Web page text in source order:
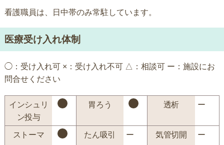
看護職員は、日中帯のみ常駐しています。
医療受け入れ体制
◯：受け入れ可 ×：受け入れ不可 △：相談可 ー：施設にお
問合せください
インシュリ
ン投与
胃ろう 透析 ー
ストーマ たん吸引 ー 気管切開 ー